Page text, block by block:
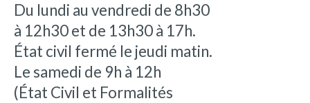
Du lundi au vendredi de 8h30
à 12h30 et de 13h30 à 17h.
État civil fermé le jeudi matin.
Le samedi de 9h à 12h
(État Civil et Formalités